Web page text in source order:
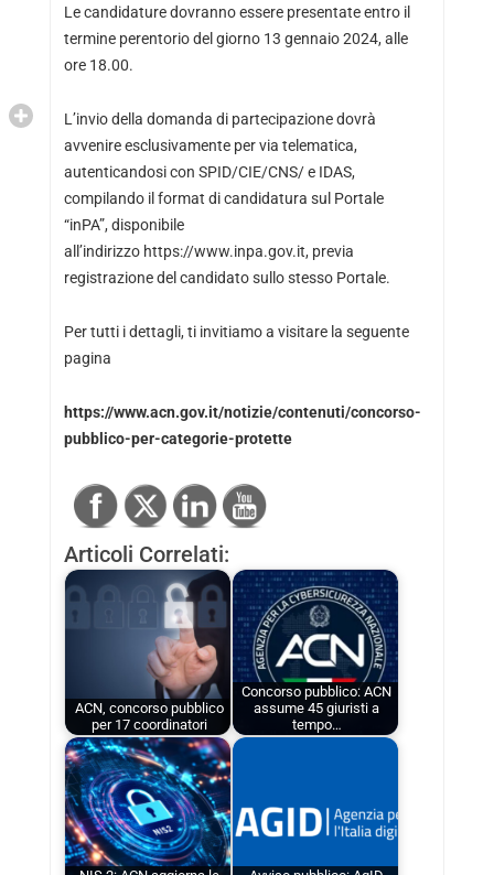
Le candidature dovranno essere presentate entro il
termine perentorio del giorno 13 gennaio 2024, alle
ore 18.00.
L’invio della domanda di partecipazione dovrà
avvenire esclusivamente per via telematica,
autenticandosi con SPID/CIE/CNS/ e IDAS,
compilando il format di candidatura sul Portale
“inPA”, disponibile
all’indirizzo https://www.inpa.gov.it, previa
registrazione del candidato sullo stesso Portale.
Per tutti i dettagli, ti invitiamo a visitare la seguente
pagina
https://www.acn.gov.it/notizie/contenuti/concorso-
pubblico-per-categorie-protette
Articoli Correlati:
ACN, concorso pubblico
per 17 coordinatori
Concorso pubblico: ACN
assume 45 giuristi a
tempo…